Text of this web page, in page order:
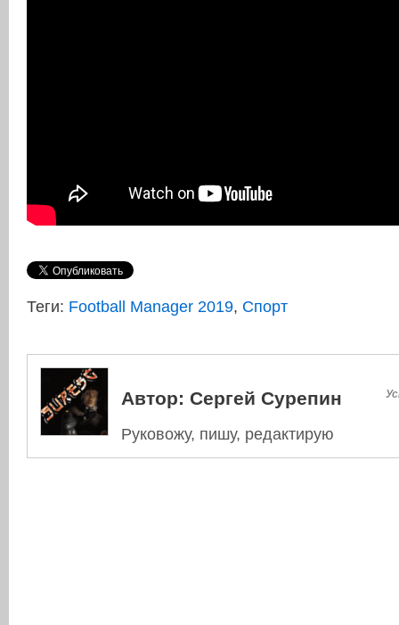
Теги: Football Manager 2019, Спорт
Автор: Сергей Сурепин
Руковожу, пишу, редактирую